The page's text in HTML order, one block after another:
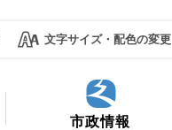
文字サイズ・配色の変更
市政情報